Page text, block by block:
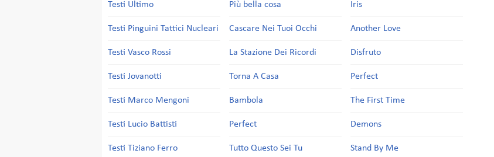
Testi Ultimo
Testi Pinguini Tattici Nucleari
Testi Vasco Rossi
Testi Jovanotti
Testi Marco Mengoni
Testi Lucio Battisti
Testi Tiziano Ferro
Più bella cosa
Cascare Nei Tuoi Occhi
La Stazione Dei Ricordi
Torna A Casa
Bambola
Perfect
Tutto Questo Sei Tu
Iris
Another Love
Disfruto
Perfect
The First Time
Demons
Stand By Me